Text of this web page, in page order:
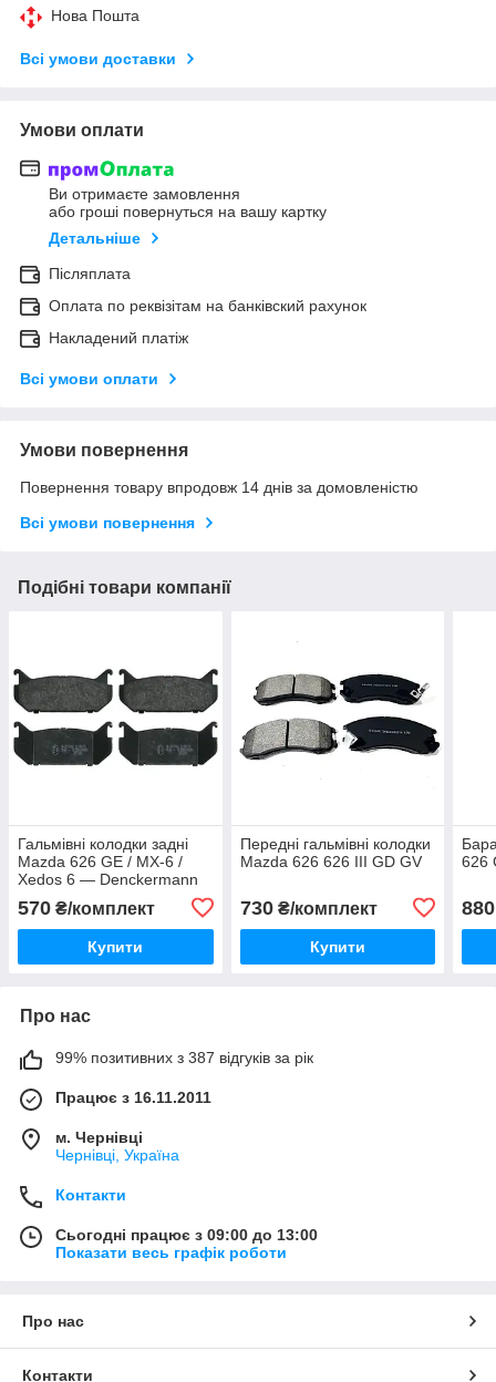
Нова Пошта
Всі умови доставки
Умови оплати
Ви отримаєте замовлення
або гроші повернуться на вашу картку
Детальніше
Післяплата
Оплата по реквізітам на банківский рахунок
Накладений платіж
Всі умови оплати
Умови повернення
Повернення товару впродовж 14 днів за домовленістю
Всі умови повернення
Подібні товари компанії
Гальмівні колодки задні
Mazda 626 GE / MX-6 /
Xedos 6 — Denckermann
570 ₴/комплект
Купити
Передні гальмівні колодки
Mazda 626 626 III GD GV
730₴/комплект
Купити
626
880
Про нас
99% позитивних з 387 відгуків за рік
Працює з 16.11.2011
м. Чернівці
Чернівці, Україна
Контакти
Сьогодні працює з 09:00 до 13:00
Показати весь графік роботи
Про нас
Контакти